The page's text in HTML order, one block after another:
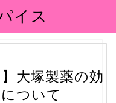
イス
大塚製薬の効
ついて